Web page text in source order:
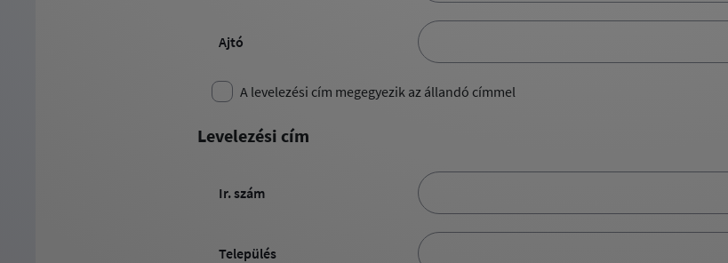
Ajtó
A levelezési cím megegyezik az állandó címmel
Levelezési cím
Ir. szám
Település